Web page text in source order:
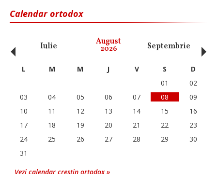
Calendar ortodox
Iulie August
2026 Septembrie
‹ L M M J V S
D
01
02
03
04 05 06 07 08
09
10
11 12 13 14 15
16
17
18 19 20 21 22
23
24
25 26 27 28 29
30
31
Vezi calendar crestin ortodox »